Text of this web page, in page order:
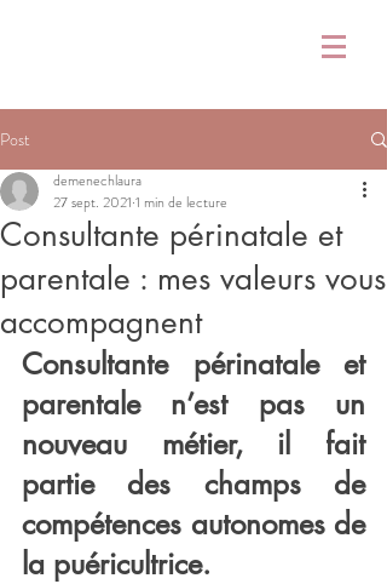
Post
Consultante périnatale et
parentale : mes valeurs vous
accompagnent
demenechlaura
27 sept. 2021 1 min de lecture
Consultante périnatale et
parentale n’est pas un
nouveau métier, il fait
partie des champs de
compétences autonomes de
la puéricultrice.